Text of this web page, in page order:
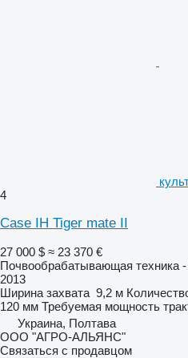
4
Case IH Tiger mate II
27 000 $ ≈ 23 370 €
Почвообрабатывающая техника -
2013
Ширина захвата 9,2 м
120 мм Требуемая мощность
Украина, Полтава
ООО "АГРО-АЛЬЯНС"
Связаться с продавцом